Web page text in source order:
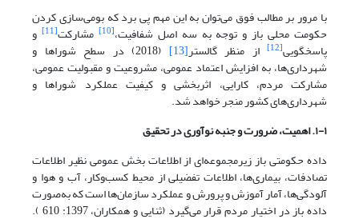
با مرور بر مطالب فوق می‌توان به این مهم پی برد که بومی‌سازی کردن
حکومت محلی باز و توجه به سه اصل شفافیت،[10] مشارکت[11] و
پاسخگویی[12] از منظر گالستر[13] (2018) در سطح شوراها و
شهرداری‌ها، به افزایش اعتماد عمومی، مشروعیت و مقبولیت عمومی،
مشارکت مردم، کارایی، اثربخشی و کیفیت عملکرد شوراها و
شهرداری‌های کشور منجر خواهد شد.
۱-۱. اهمیت، ضرورت و جنبه نوآوری در تحقیق
داده حکومتی باز زیرمجموعه‌ای از اطلاعات بخش عمومی نظیر اطلاعات
تصادفات، بیماری‌ها، اطلاعات تفضیلی از محیط کسب‌و‌کار، آب و هوا و
آلودگی‌ها، آمار آموزش و پرورش و عملکرد سازمان‌ها است که به‌صورت
داده باز در اختیار مردم قرار می‌گیرد (ثنایی و همکاران، 1397: 610 ).